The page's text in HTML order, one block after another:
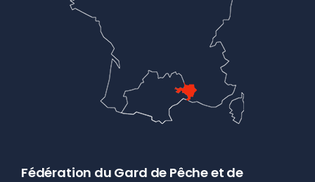
Fédération du Gard de Pêche et de